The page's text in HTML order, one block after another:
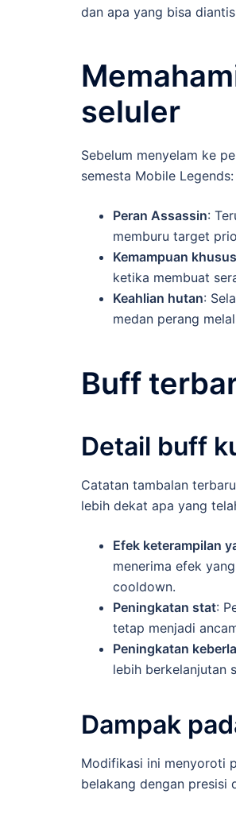
dan apa yang bisa
seluler
Sebelum menyelam ke
semesta Mobile Legends:
Peran Assassin:
memburu target
Kemampuan khusus
ketika membuat
Keahlian hutan:
medan perang
Buff
Detail buff
Catatan tambalan
lebih dekat apa yang
Efek keterampilan
menerima efek
cooldown.
Peningkatan stat:
tetap menjadi
Peningkatan
lebih berkelanjutan
Dampak
Modifikasi ini menyoroti
belakang dengan presisi